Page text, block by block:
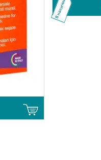
В наличии